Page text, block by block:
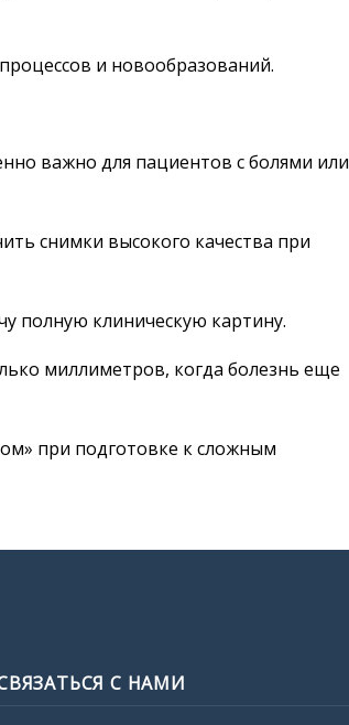
и новообразований.
важно для пациентов с болями или
снимки высокого качества при
полную клиническую картину.
миллиметров, когда болезнь еще
при подготовке к сложным
С НАМИ